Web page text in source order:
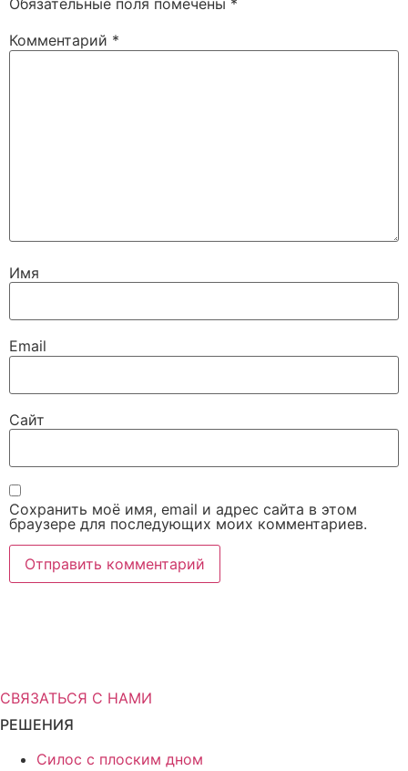
Обязательные поля помечены *
Комментарий *
Имя
Email
Сайт
Сохранить моё имя, email и адрес сайта в этом
браузере для последующих моих комментариев.
СВЯЗАТЬСЯ С НАМИ
РЕШЕНИЯ
Силос с плоским дном